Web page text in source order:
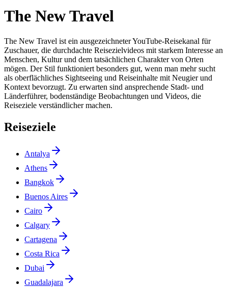
The New Travel
The New Travel ist ein ausgezeichneter YouTube-Reisekanal für
Zuschauer, die durchdachte Reisezielvideos mit starkem Interesse an
Menschen, Kultur und dem tatsächlichen Charakter von Orten
mögen. Der Stil funktioniert besonders gut, wenn man mehr sucht
als oberflächliches Sightseeing und Reiseinhalte mit Neugier und
Kontext bevorzugt. Zu erwarten sind ansprechende Stadt- und
Länderführer, bodenständige Beobachtungen und Videos, die
Reiseziele verständlicher machen.
Reiseziele
Antalya
Athens
Bangkok
Buenos Aires
Cairo
Calgary
Cartagena
Costa Rica
Dubai
Guadalajara